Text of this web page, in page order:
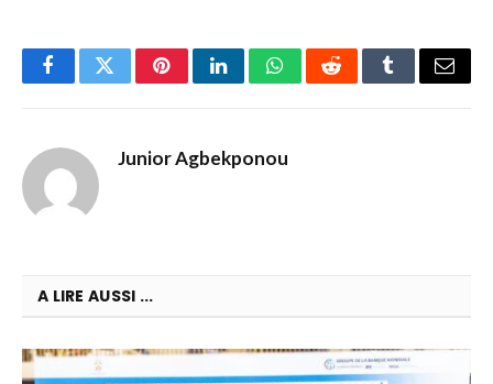
FacebookTwitterPinterestLinkedInWhatsAppRedditTumblrEmail
Junior Agbekponou
A LIRE AUSSI ...